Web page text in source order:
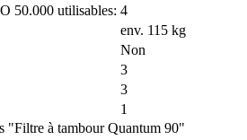
50.000 utilisables: 4
env. 115 kg
Non
3
3
1
"Filtre à tambour Quantum 90"